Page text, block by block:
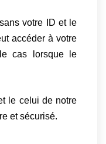
votre ID et le
accéder à votre
le cas lorsque le
le celui de notre
et sécurisé.